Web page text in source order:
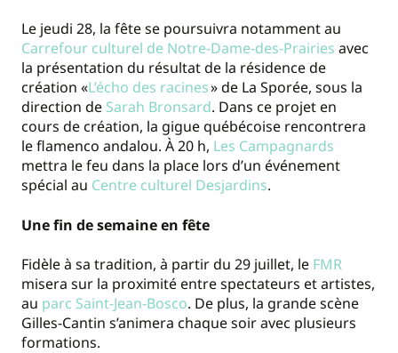
Le jeudi 28, la fête se poursuivra notamment au
Carrefour culturel de Notre-Dame-des-Prairies avec
la présentation du résultat de la résidence de
création «L’écho des racines» de La Sporée, sous la
direction de Sarah Bronsard. Dans ce projet en
cours de création, la gigue québécoise rencontrera
le flamenco andalou. À 20 h, Les Campagnards
mettra le feu dans la place lors d’un événement
spécial au Centre culturel Desjardins.
Une fin de semaine en fête
Fidèle à sa tradition, à partir du 29 juillet, le FMR
misera sur la proximité entre spectateurs et artistes,
au parc Saint-Jean-Bosco. De plus, la grande scène
Gilles-Cantin s’animera chaque soir avec plusieurs
formations.